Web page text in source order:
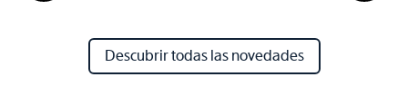
Descubrir todas las novedades